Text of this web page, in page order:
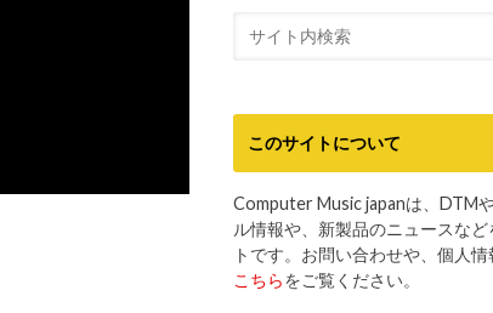
このサイトについて
Computer Music japanは、DTM
ル情報や、新製品のニュースな
トです。お問い合わせや、個人
こちらをご覧ください。